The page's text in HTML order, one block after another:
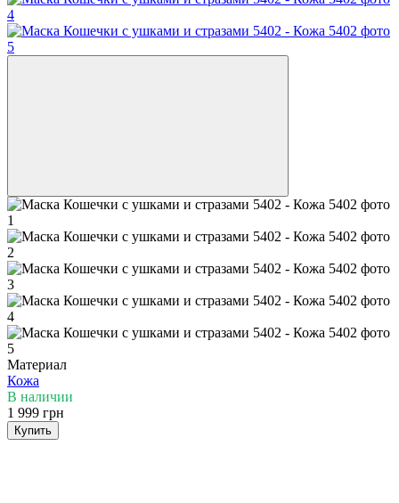
Материал
Кожа
В наличии
1 999 грн
Купить